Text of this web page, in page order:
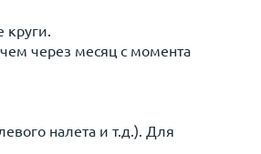
круги.
через месяц с момента
налета и т.д.). Для